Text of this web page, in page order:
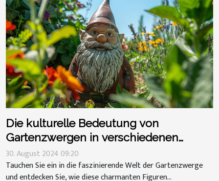
Die kulturelle Bedeutung von
Gartenzwergen in verschiedenen
Ländern
30. August 2024 09:20
Tauchen Sie ein in die faszinierende Welt der Gartenzwerge
und entdecken Sie, wie diese charmanten Figuren...